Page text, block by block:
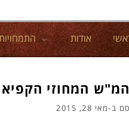
אודות
המחוזי הקפיא מכרז ל-270
ב-מאי 28, 2015